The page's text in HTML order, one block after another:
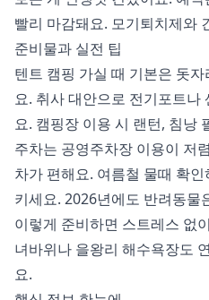
빨리 마감돼요. 모기퇴치제와
준비물과 실전 팁
텐트 캠핑 가실 때 기본은 돗
요. 취사 대안으로 전기포트나
요. 캠핑장 이용 시 랜턴, 침낭
주차는 공영주차장 이용이 저
차가 편해요. 여름철 물때 확
키세요. 2026년에도 반려동물
이렇게 준비하면 스트레스 없
녀바위나 을왕리 해수욕장도
요.